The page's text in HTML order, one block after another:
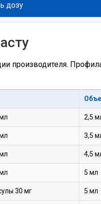
дозу
производителя.
2,5
3,5
4,5
5 мл
30 мг 5 мл